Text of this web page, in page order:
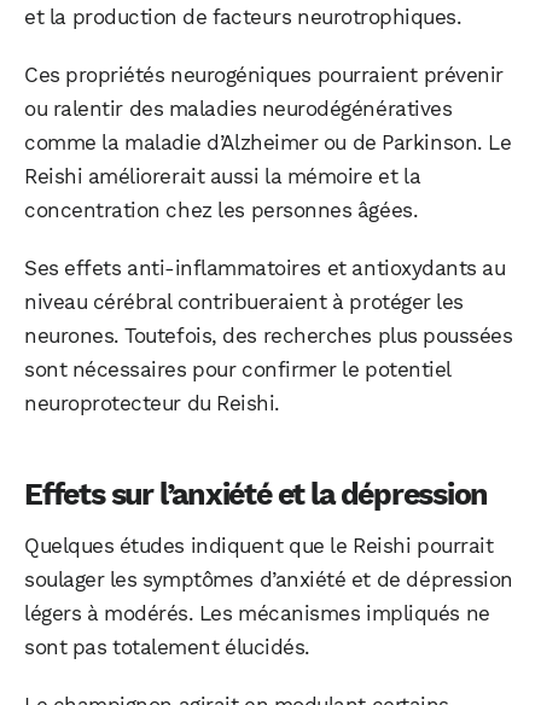
et la production de facteurs neurotrophiques.
Ces propriétés neurogéniques pourraient prévenir
ou ralentir des maladies neurodégénératives
comme la maladie d’Alzheimer ou de Parkinson. Le
Reishi améliorerait aussi la mémoire et la
concentration chez les personnes âgées.
Ses effets anti-inflammatoires et antioxydants au
niveau cérébral contribueraient à protéger les
neurones. Toutefois, des recherches plus poussées
sont nécessaires pour confirmer le potentiel
neuroprotecteur du Reishi.
Effets sur l’anxiété et la dépression
Quelques études indiquent que le Reishi pourrait
soulager les symptômes d’anxiété et de dépression
légers à modérés. Les mécanismes impliqués ne
sont pas totalement élucidés.